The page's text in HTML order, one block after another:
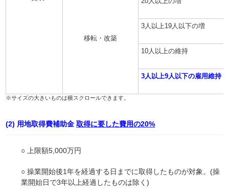
移転・改築
3人以上19人以下の増
10人以上の維持
3人以上9人以下の雇用維持
(2) 用地取得費補助金取得に要した費用の20%
○ 上限額5,000万円
○ 操業開始後1年を経過する日までに取得したものが対象。(操
業開始日で3年以上経過したものは除く)